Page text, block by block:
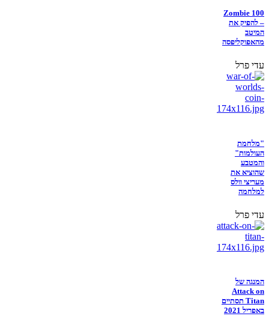
Zombie 100
– להפיק את
המיטב
מהאפוקליפסה
עדי פרל
"מלחמת
העולמות"
והמטבע
שהוציא את
מעריצי וולס
למלחמה
עדי פרל
המנגה של
Attack on
Titan תסתיים
באפריל 2021